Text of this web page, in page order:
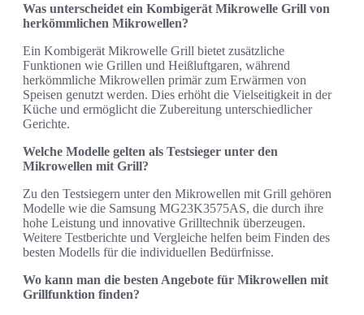
Was unterscheidet ein Kombigerät Mikrowelle Grill von
herkömmlichen Mikrowellen?
Ein Kombigerät Mikrowelle Grill bietet zusätzliche
Funktionen wie Grillen und Heißluftgaren, während
herkömmliche Mikrowellen primär zum Erwärmen von
Speisen genutzt werden. Dies erhöht die Vielseitigkeit in der
Küche und ermöglicht die Zubereitung unterschiedlicher
Gerichte.
Welche Modelle gelten als Testsieger unter den
Mikrowellen mit Grill?
Zu den Testsiegern unter den Mikrowellen mit Grill gehören
Modelle wie die Samsung MG23K3575AS, die durch ihre
hohe Leistung und innovative Grilltechnik überzeugen.
Weitere Testberichte und Vergleiche helfen beim Finden des
besten Modells für die individuellen Bedürfnisse.
Wo kann man die besten Angebote für Mikrowellen mit
Grillfunktion finden?